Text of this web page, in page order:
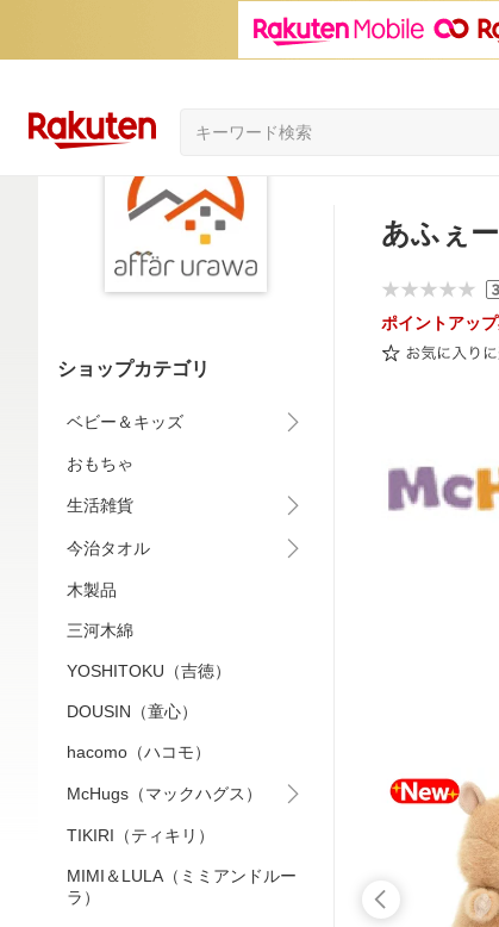
ショップカテゴリ
ベビー＆キッズ
おもちゃ
生活雑貨
今治タオル
木製品
三河木綿
YOSHITOKU（吉徳）
DOUSIN（童心）
hacomo（ハコモ）
McHugs（マックハグス）
TIKIRI（ティキリ）
MIMI＆LULA（ミミアンドルー
ラ）
あふぇ
ポイントアッ